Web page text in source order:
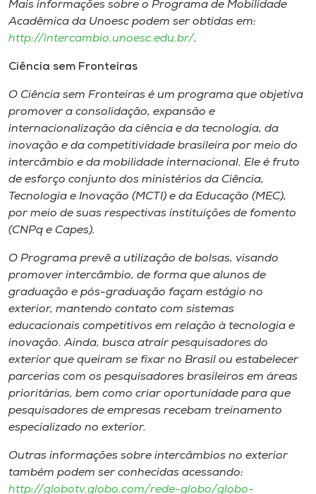
Mais informações sobre o Programa de Mobilidade
Acadêmica da Unoesc podem ser obtidas em:
http://intercambio.unoesc.edu.br/.
Ciência sem Fronteiras
O Ciência sem Fronteiras é um programa que objetiva
promover a consolidação, expansão e
internacionalização da ciência e da tecnologia, da
inovação e da competitividade brasileira por meio do
intercâmbio e da mobilidade internacional. Ele é fruto
de esforço conjunto dos ministérios da Ciência,
Tecnologia e Inovação (MCTI) e da Educação (MEC),
por meio de suas respectivas instituições de fomento
(CNPq e Capes).
O Programa prevê a utilização de bolsas, visando
promover intercâmbio, de forma que alunos de
graduação e pós-graduação façam estágio no
exterior, mantendo contato com sistemas
educacionais competitivos em relação à tecnologia e
inovação. Ainda, busca atrair pesquisadores do
exterior que queiram se fixar no Brasil ou estabelecer
parcerias com os pesquisadores brasileiros em áreas
prioritárias, bem como criar oportunidade para que
pesquisadores de empresas recebam treinamento
especializado no exterior.
Outras informações sobre intercâmbios no exterior
também podem ser conhecidas acessando:
http://globotv.globo.com/rede-globo/globo-